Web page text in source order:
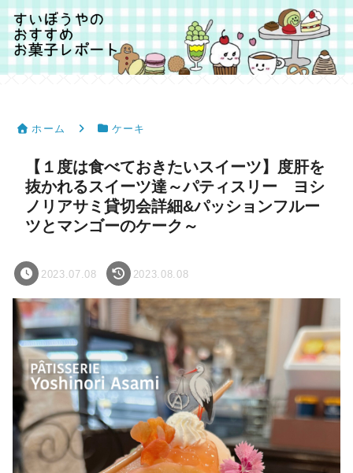
ホーム ケーキ
【１度は食べておきたいスイーツ】度肝を
抜かれるスイーツ達～パティスリー ヨシ
ノリアサミ貸切会詳細&パッションフルー
ツとマンゴーのケーク～
2023.07.08 2023.08.08